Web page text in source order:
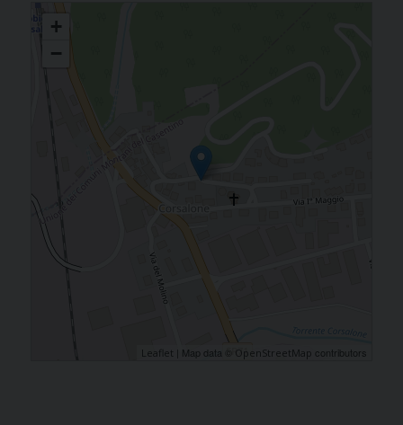
CORSALONE
+
−
Leaflet | Map data © OpenStreetMap contributors